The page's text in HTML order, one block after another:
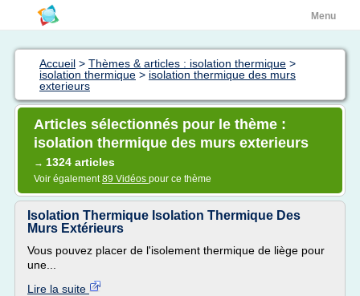
Menu
Accueil > Thèmes & articles : isolation thermique >
isolation thermique > isolation thermique des murs
exterieurs
Articles sélectionnés pour le thème :
isolation thermique des murs exterieurs
→ 1324 articles
Voir également89 Vidéos pour ce thème
Isolation Thermique Isolation Thermique Des
Murs Extérieurs
Vous pouvez placer de l'isolement thermique de liège pour
une...
Lire la suite